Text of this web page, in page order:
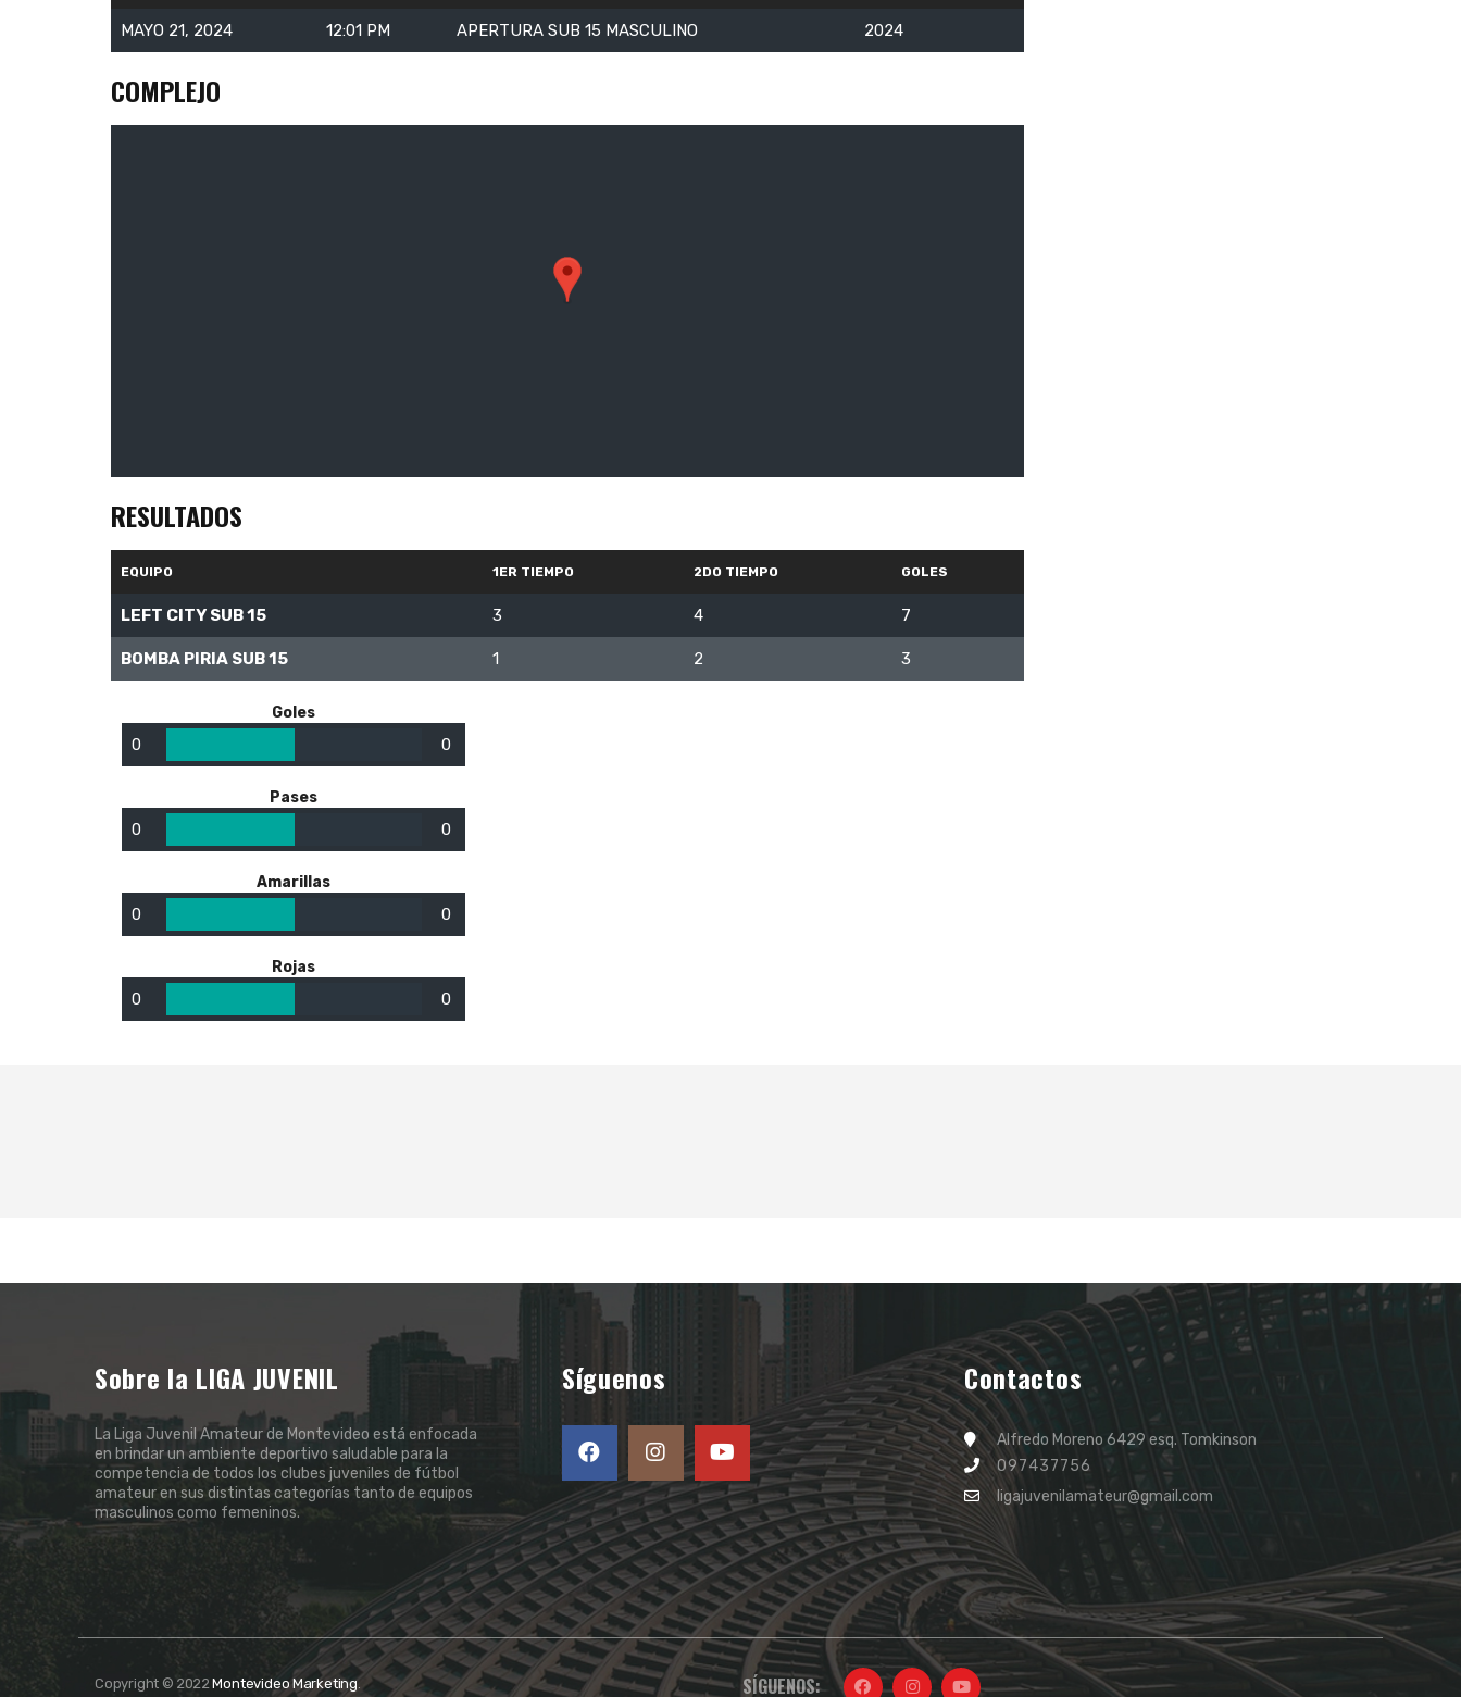
MAYO 21, 2024 12:01 PM APERTURA SUB 15 MASCULINO 2024
COMPLEJO
RESULTADOS
EQUIPO 1ER TIEMPO 2DO TIEMPO GOLES
LEFT CITY SUB 15 3 4 7
BOMBA PIRIA SUB 15 1 2 3
Goles
0 0
Pases
0 0
Amarillas
0 0
Rojas
0 0
Sobre la LIGA JUVENIL
La Liga Juvenil Amateur de Montevideo está enfocada
en brindar un ambiente deportivo saludable para la
competencia de todos los clubes juveniles de fútbol
amateur en sus distintas categorías tanto de equipos
masculinos como femeninos.
Síguenos Contactos
Alfredo Moreno 6429 esq. Tomkinson
097437756
ligajuvenilamateur@gmail.com
Copyright © 2022Montevideo Marketing. SÍGUENOS: